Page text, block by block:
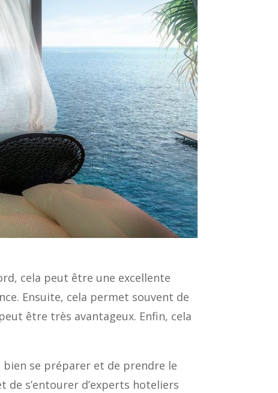
cela peut être une excellente
Ensuite, cela permet souvent de
être très avantageux. Enfin, cela
se préparer et de prendre le
de s’entourer d’experts hoteliers